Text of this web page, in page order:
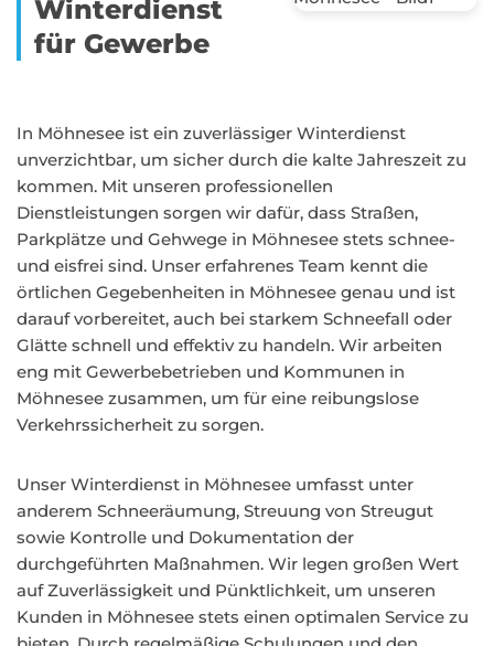
Winterdienst
für Gewerbe
In Möhnesee ist ein zuverlässiger Winterdienst
unverzichtbar, um sicher durch die kalte Jahreszeit zu
kommen. Mit unseren professionellen
Dienstleistungen sorgen wir dafür, dass Straßen,
Parkplätze und Gehwege in Möhnesee stets schnee-
und eisfrei sind. Unser erfahrenes Team kennt die
örtlichen Gegebenheiten in Möhnesee genau und ist
darauf vorbereitet, auch bei starkem Schneefall oder
Glätte schnell und effektiv zu handeln. Wir arbeiten
eng mit Gewerbebetrieben und Kommunen in
Möhnesee zusammen, um für eine reibungslose
Verkehrssicherheit zu sorgen.
Unser Winterdienst in Möhnesee umfasst unter
anderem Schneeräumung, Streuung von Streugut
sowie Kontrolle und Dokumentation der
durchgeführten Maßnahmen. Wir legen großen Wert
auf Zuverlässigkeit und Pünktlichkeit, um unseren
Kunden in Möhnesee stets einen optimalen Service zu